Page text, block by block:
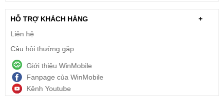
HỖ TRỢ KHÁCH HÀNG
+
Liên hệ
Câu hỏi thường gặp
Giới thiệu WinMobile
Fanpage của WinMobile
Kênh Youtube